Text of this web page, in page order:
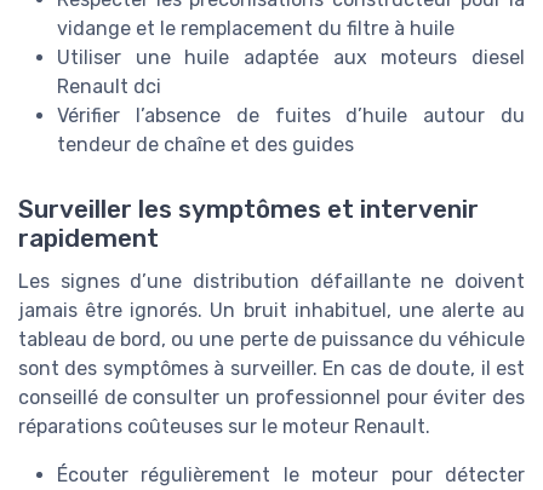
vidange et le remplacement du filtre à huile
Utiliser une huile adaptée aux moteurs diesel
Renault dci
Vérifier l’absence de fuites d’huile autour du
tendeur de chaîne et des guides
Surveiller les symptômes et intervenir
rapidement
Les signes d’une distribution défaillante ne doivent
jamais être ignorés. Un bruit inhabituel, une alerte au
tableau de bord, ou une perte de puissance du véhicule
sont des symptômes à surveiller. En cas de doute, il est
conseillé de consulter un professionnel pour éviter des
réparations coûteuses sur le moteur Renault.
Écouter régulièrement le moteur pour détecter